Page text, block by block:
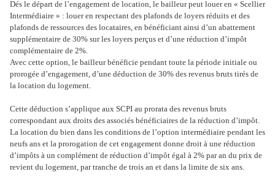
Dés le départ de l’engagement de location, le bailleur peut louer en « Scellier
Intermédiaire » : louer en respectant des plafonds de loyers réduits et des
plafonds de ressources des locataires, en bénéficiant ainsi d’un abattement
supplémentaire de 30% sur les loyers perçus et d’une réduction d’impôt
complémentaire de 2%.
Avec cette option, le bailleur bénéficie pendant toute la période initiale ou
prorogée d’engagement, d’une déduction de 30% des revenus bruts tirés de
la location du logement.
Cette déduction s’applique aux SCPI au prorata des revenus bruts
correspondant aux droits des associés bénéficiaires de la réduction d’impôt.
La location du bien dans les conditions de l’option intermédiaire pendant les
neufs ans et la prorogation de cet engagement donne droit à une réduction
d’impôts à un complément de réduction d’impôt égal à 2% par an du prix de
revient du logement, par tranche de trois an et dans la limite de six ans.